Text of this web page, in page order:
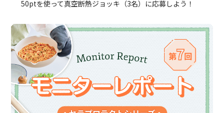
50ptを使って真空断熱ジョッキ（3名）に応募しよう！